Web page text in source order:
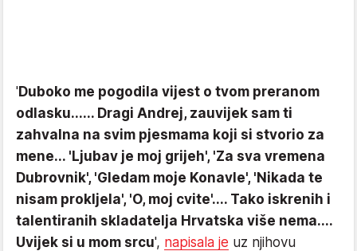
'Duboko me pogodila vijest o tvom preranom
odlasku...... Dragi Andrej, zauvijek sam ti
zahvalna na svim pjesmama koji si stvorio za
mene... 'Ljubav je moj grijeh', 'Za sva vremena
Dubrovnik', 'Gledam moje Konavle', 'Nikada te
nisam prokljela', 'O, moj cvite'.... Tako iskrenih i
talentiranih skladatelja Hrvatska više nema....
Uvijek si u mom srcu', napisala je uz njihovu